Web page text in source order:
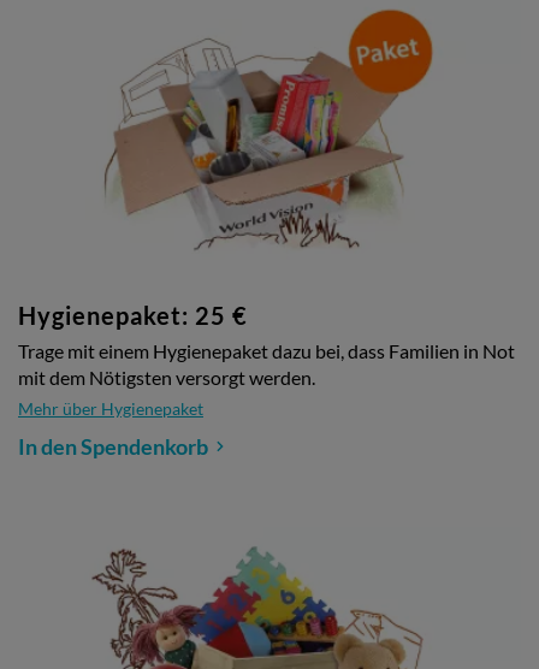
Hygienepaket: 25 €
Trage mit einem Hygienepaket dazu bei, dass Familien in Not
mit dem Nötigsten versorgt werden.
Mehr über Hygienepaket
In den Spendenkorb